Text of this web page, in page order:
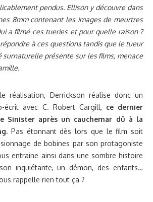
pendus. Ellison y découvre dans
8mm contenant les images de meurtres
a filmé ces tueries et pour quelle raison ?
à ces questions tandis que le tueur
surnaturelle présente sur les films, menace
réalisation, Derrickson réalise donc un
écrit avec C. Robert Cargill, ce dernier
Sinister après un cauchemar dû à la
Pas étonnant dès lors que le film soit
de bobines par son protagoniste
entraine ainsi dans une sombre histoire
inquiétante, un démon, des enfants…
rappelle rien tout ça ?